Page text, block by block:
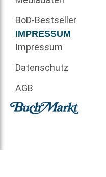
BoD-Bestseller
IMPRESSUM
Impressum
Datenschutz
AGB